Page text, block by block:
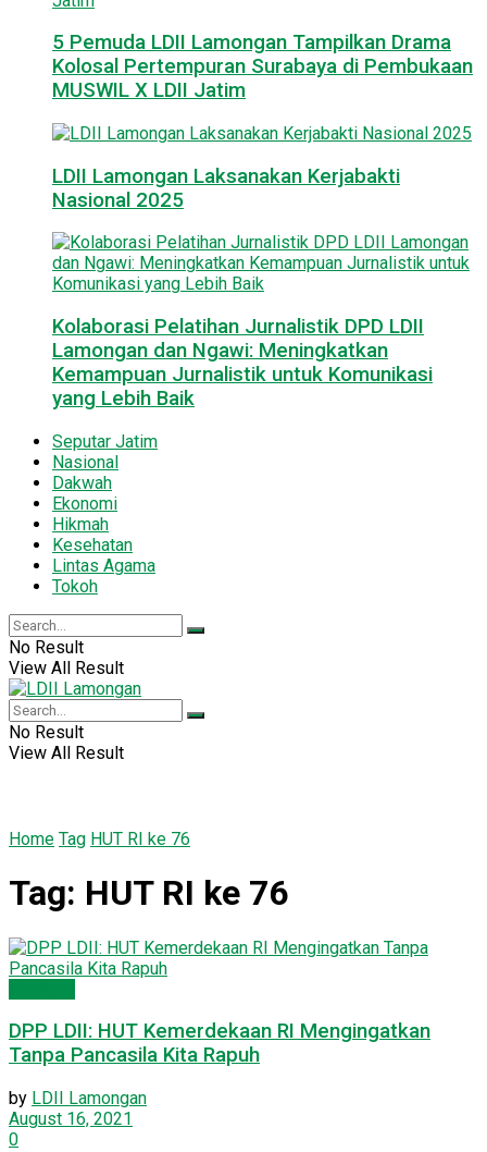
5 Pemuda LDII Lamongan Tampilkan Drama
Kolosal Pertempuran Surabaya di Pembukaan
MUSWIL X LDII Jatim
LDII Lamongan Laksanakan Kerjabakti
Nasional 2025
Kolaborasi Pelatihan Jurnalistik DPD LDII
Lamongan dan Ngawi: Meningkatkan
Kemampuan Jurnalistik untuk Komunikasi
yang Lebih Baik
Seputar Jatim
Nasional
Dakwah
Ekonomi
Hikmah
Kesehatan
Lintas Agama
Tokoh
No Result
View All Result
No Result
View All Result
Home Tag HUT RI ke 76
Tag: HUT RI ke 76
DPP LDII: HUT Kemerdekaan RI Mengingatkan
Tanpa Pancasila Kita Rapuh
by LDII Lamongan
August 16, 2021
0